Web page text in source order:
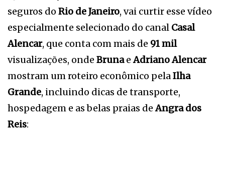
seguros do Rio de Janeiro, vai curtir esse vídeo
especialmente selecionado do canal Casal
Alencar, que conta com mais de 91 mil
visualizações, onde BrunaeAdriano Alencar
mostram um roteiro econômico pelaIlha
Grande, incluindo dicas de transporte,
hospedagem e as belas praias deAngra dos
Reis: